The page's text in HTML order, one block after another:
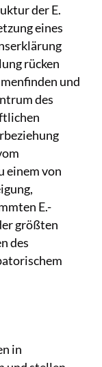
der E.
eines
rücken
und
des
einem von
E.-
größten
des
in